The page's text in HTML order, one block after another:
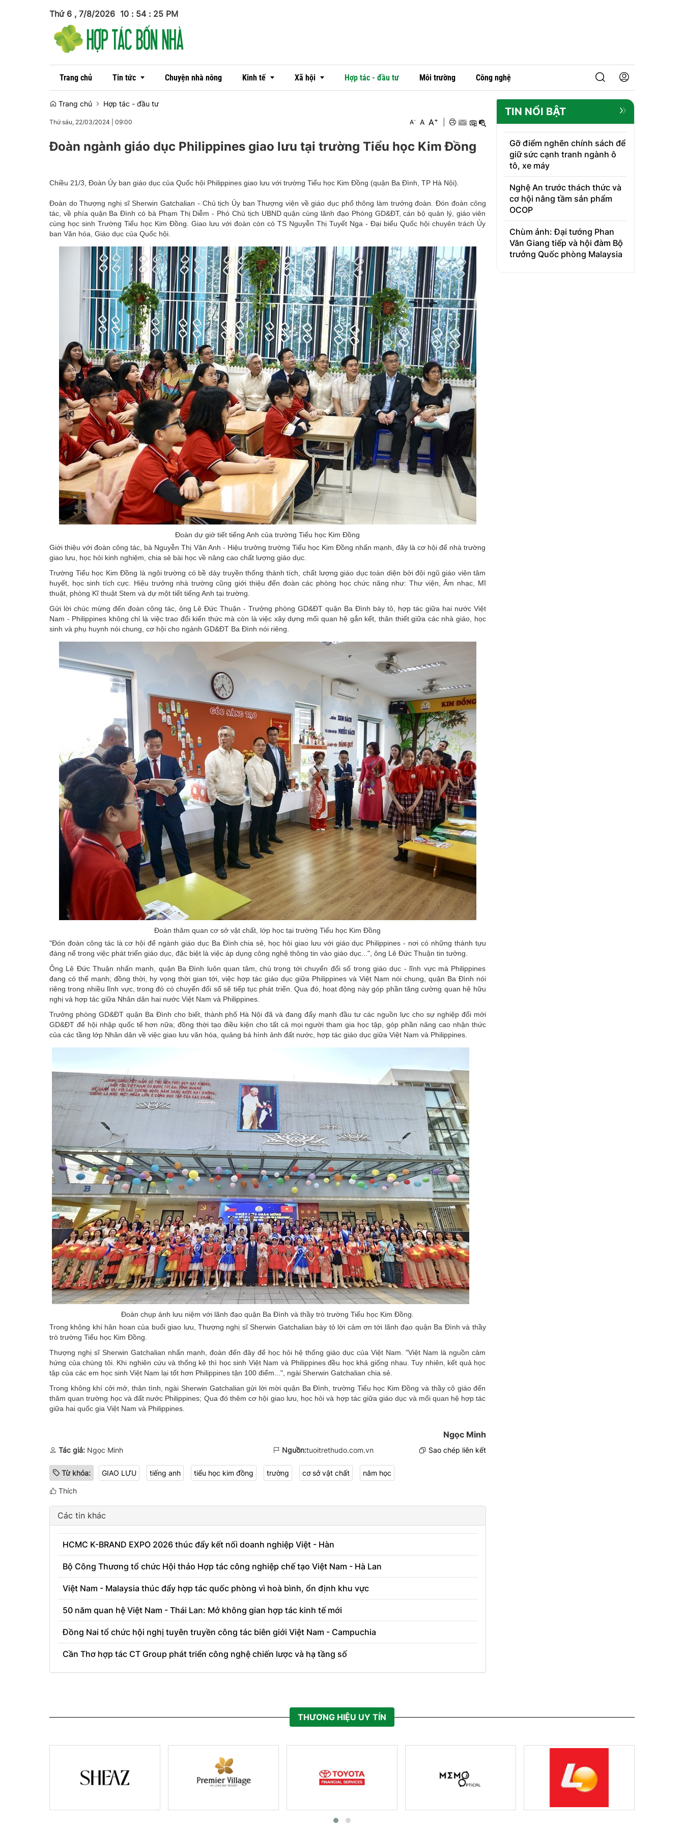
Thứ 6 , 7/8/2026 10 : 54 : 27PM
Trang chủ Tin tức
Tin trong nước
Tin quốc tế
Chuyện nhà nông Kinh tế
Ngân hàng
OCOP
Xã hội
Đời sống
Hợp tác - đầu tư Môi trường Công nghệ
Trang chủ Hợp tác - đầu tư
Thứ sáu, 22/03/2024 09:00 A- A A+
Đoàn ngành giáo dục Philippines giao lưu tại trường Tiểu học Kim Đồng
Chiều 21/3, Đoàn Ủy ban giáo dục của Quốc hội Philippines giao lưu với trường Tiểu học Kim Đồng (quận Ba Đình, TP Hà Nội).
Đoàn do Thượng nghị sĩ Sherwin Gatchalian - Chủ tịch Ủy ban Thượng viện về giáo dục phổ thông làm trưởng đoàn. Đón đoàn công
tác, về phía quận Ba Đình có bà Phạm Thị Diễm - Phó Chủ tịch UBND quận cùng lãnh đạo Phòng GD&ĐT, cán bộ quản lý, giáo viên
cùng học sinh Trường Tiểu học Kim Đồng. Giao lưu với đoàn còn có TS Nguyễn Thị Tuyết Nga - Đại biểu Quốc hội chuyên trách Ủy
ban Văn hóa, Giáo dục của Quốc hội.
Đoàn dự giờ tiết tiếng Anh của trường Tiểu học Kim Đồng
Giới thiệu với đoàn công tác, bà Nguyễn Thị Vân Anh - Hiệu trưởng trường Tiểu học Kim Đồng nhấn mạnh, đây là cơ hội để nhà trường
giao lưu, học hỏi kinh nghiệm, chia sẻ bài học về nâng cao chất lượng giáo dục.
Trường Tiểu học Kim Đồng là ngôi trường có bề dày truyền thống thành tích, chất lượng giáo dục toàn diện bởi đội ngũ giáo viên tâm
huyết, học sinh tích cực. Hiệu trưởng nhà trường cũng giới thiệu đến đoàn các phòng học chức năng như: Thư viện, Âm nhạc, Mĩ
thuật, phòng Kĩ thuật Stem và dự một tiết tiếng Anh tại trường.
Gửi lời chúc mừng đến đoàn công tác, ông Lê Đức Thuận - Trưởng phòng GD&ĐT quận Ba Đình bày tỏ, hợp tác giữa hai nước Việt
Nam - Philippines không chỉ là việc trao đổi kiến thức mà còn là việc xây dựng mối quan hệ gắn kết, thân thiết giữa các nhà giáo, học
sinh và phụ huynh nói chung, cơ hội cho ngành GD&ĐT Ba Đình nói riêng.
Đoàn thăm quan cơ sở vật chất, lớp học tại trường Tiểu học Kim Đồng
"Đón đoàn công tác là cơ hội để ngành giáo dục Ba Đình chia sẻ, học hỏi giao lưu với giáo dục Philippines - nơi có những thành tựu
đáng nể trong việc phát triển giáo dục, đặc biệt là việc áp dụng công nghệ thông tin vào giáo dục...", ông Lê Đức Thuận tin tưởng.
Ông Lê Đức Thuận nhấn mạnh, quận Ba Đình luôn quan tâm, chú trọng tới chuyển đổi số trong giáo dục - lĩnh vực mà Philippines
đang có thế mạnh; đồng thời, hy vọng thời gian tới, việc hợp tác giáo dục giữa Philippines và Việt Nam nói chung, quận Ba Đình nói
riêng trong nhiều lĩnh vực, trong đó có chuyển đổi số sẽ tiếp tục phát triển. Qua đó, hoạt động này góp phần tăng cường quan hệ hữu
nghị và hợp tác giữa Nhân dân hai nước Việt Nam và Philippines.
Trưởng phòng GD&ĐT quận Ba Đình cho biết, thành phố Hà Nội đã và đang đẩy mạnh đầu tư các nguồn lực cho sự nghiệp đổi mới
GD&ĐT để hội nhập quốc tế hơn nữa; đồng thời tạo điều kiện cho tất cả mọi người tham gia học tập, góp phần nâng cao nhận thức
của các tầng lớp Nhân dân về việc giao lưu văn hóa, quảng bá hình ảnh đất nước, hợp tác giáo dục giữa Việt Nam và Philippines.
Đoàn chụp ảnh lưu niệm với lãnh đạo quận Ba Đình và thầy trò trường Tiểu học Kim Đồng.
Trong không khí hân hoan của buổi giao lưu, Thượng nghị sĩ Sherwin Gatchalian bày tỏ lời cảm ơn tới lãnh đạo quận Ba Đình và thầy
trò trường Tiểu học Kim Đồng.
Thượng nghị sĩ Sherwin Gatchalian nhấn mạnh, đoàn đến đây để học hỏi hệ thống giáo dục của Việt Nam. "Việt Nam là nguồn cảm
hứng của chúng tôi. Khi nghiên cứu và thống kê thì học sinh Việt Nam và Philippines đều học khá giống nhau. Tuy nhiên, kết quả học
tập của các em học sinh Việt Nam lại tốt hơn Philippines tận 100 điểm...", ngài Sherwin Gatchalian chia sẻ.
Trong không khí cởi mở, thân tình, ngài Sherwin Gatchalian gửi lời mời quận Ba Đình, trường Tiểu học Kim Đồng và thầy cô giáo đến
thăm quan trường học và đất nước Philippines; Qua đó thêm cơ hội giao lưu, học hỏi và hợp tác giữa giáo dục và mối quan hệ hợp tác
giữa hai quốc gia Việt Nam và Philippines.
Ngọc Minh
Tác giả: Ngọc Minh Nguồn:tuoitrethudo.com.vn Sao chép liên kết
Từ khóa: GIAO LƯU tiếng anh tiểu học kim đồng trường cơ sở vật chất năm học
Thích
Các tin khác
HCMC K-BRAND EXPO 2026 thúc đẩy kết nối doanh nghiệp Việt - Hàn
Bộ Công Thương tổ chức Hội thảo Hợp tác công nghiệp chế tạo Việt Nam - Hà Lan
Việt Nam - Malaysia thúc đẩy hợp tác quốc phòng vì hoà bình, ổn định khu vực
50 năm quan hệ Việt Nam - Thái Lan: Mở không gian hợp tác kinh tế mới
Đồng Nai tổ chức hội nghị tuyên truyền công tác biên giới Việt Nam - Campuchia
Cần Thơ hợp tác CT Group phát triển công nghệ chiến lược và hạ tầng số
TIN NỔI BẬT
Gỡ điểm nghẽn chính sách để
giữ sức cạnh tranh ngành ô
tô, xe máy
Nghệ An trước thách thức và
cơ hội nâng tầm sản phẩm
OCOP
Chùm ảnh: Đại tướng Phan
Văn Giang tiếp và hội đàm Bộ
trưởng Quốc phòng Malaysia
THƯƠNG HIỆU UY TÍN